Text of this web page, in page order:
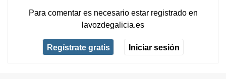
Para comentar es necesario estar registradoen
lavozdegalicia.es
Regístrate gratis Iniciar sesión